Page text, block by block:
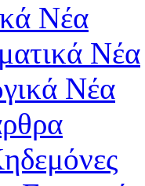
Νέα
Νέα
Νέα